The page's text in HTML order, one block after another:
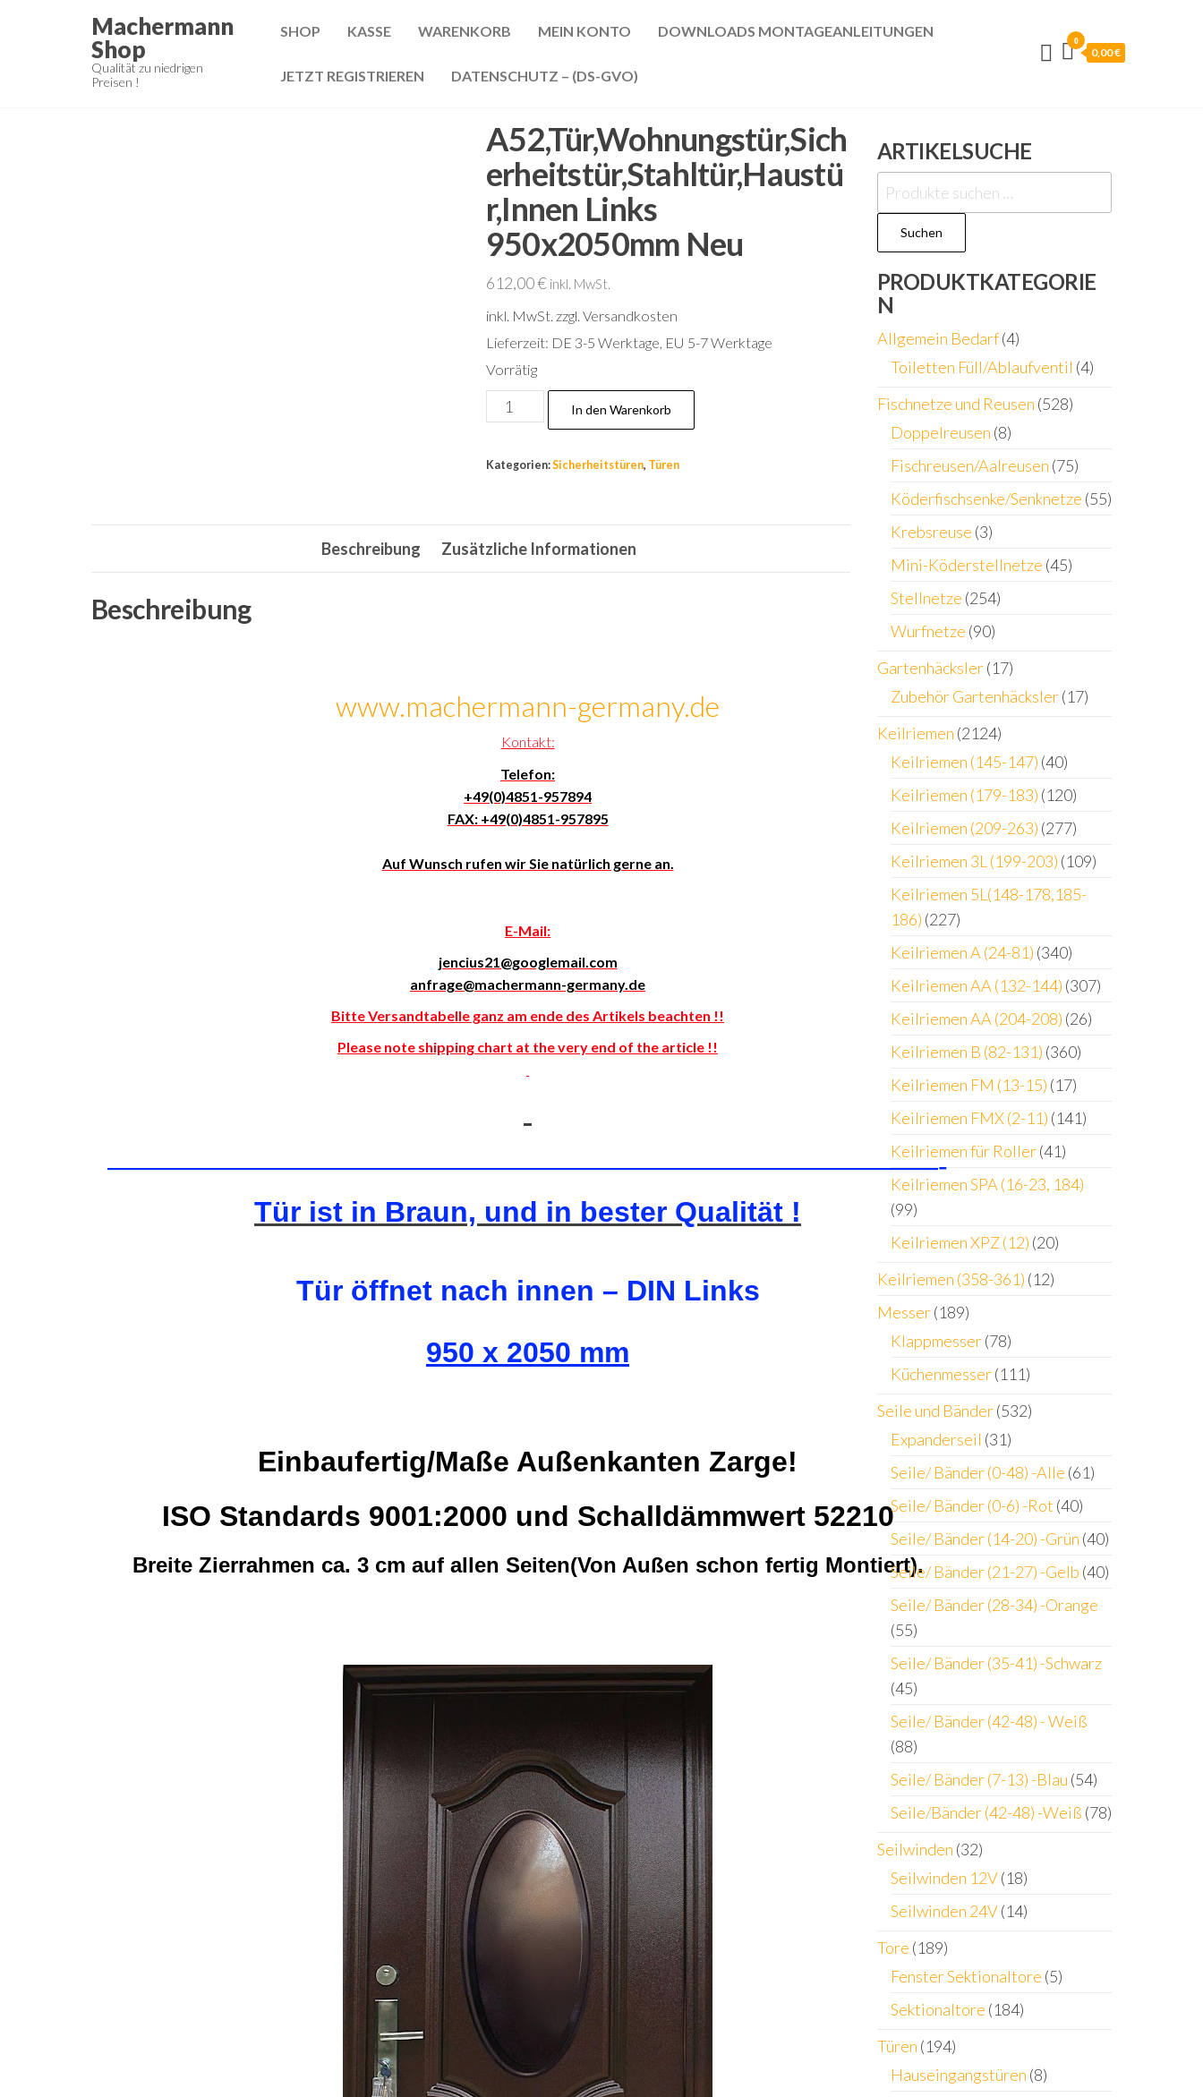
Machermann
Shop
Qualität zu niedrigen
Preisen !
SHOP KASSE WARENKORB MEIN KONTO DOWNLOADS MONTAGEANLEITUNGEN
JETZT REGISTRIEREN DATENSCHUTZ – (DS-GVO)
0
0,00 €
A52,Tür,Wohnungstür,Sich
erheitstür,Stahltür,Haustü
r,Innen Links
950x2050mm Neu
612,00€ inkl. MwSt.
inkl. MwSt. zzgl. Versandkosten
Lieferzeit: DE 3-5 Werktage, EU 5-7 Werktage
Vorrätig
A52,Tür,Wohnungstür,Sicherheitstür,Stahltür,Haustür,Innen
Links
Neu
In den Warenkorb
Kategorien:Sicherheitstüren, Türen
Beschreibung Zusätzliche Informationen
Beschreibung
www.machermann-germany.de
Kontakt:
Telefon:
+49(0)4851-957894
FAX: +49(0)4851-957895
Auf Wunsch rufen wir Sie natürlich gerne an.
E-Mail:
jencius21@googlemail.com
anfrage@machermann-germany.de
Bitte Versandtabelle ganz am ende des Artikels beachten !!
Please note shipping chart at the very end of the article !!
—————————————————————————————-
Tür ist in Braun, und in bester Qualität !
Tür öffnet nach innen – DIN Links
950 x 2050 mm
Einbaufertig/Maße Außenkanten Zarge!
ISO Standards 9001:2000 und Schalldämmwert 52210
Breite Zierrahmen ca. 3 cm auf allen Seiten(Von Außen schon fertig Montiert).
ARTIKELSUCHE
Suchen
nach:
Suchen
PRODUKTKATEGORIE
N
Allgemein Bedarf (4)
Toiletten Füll/Ablaufventil (4)
Fischnetze und Reusen (528)
Doppelreusen (8)
Fischreusen/Aalreusen (75)
Köderfischsenke/Senknetze (55)
Krebsreuse (3)
Mini-Köderstellnetze (45)
Stellnetze (254)
Wurfnetze (90)
Gartenhäcksler (17)
Zubehör Gartenhäcksler (17)
Keilriemen (2124)
Keilriemen (145-147) (40)
Keilriemen (179-183) (120)
Keilriemen (209-263) (277)
Keilriemen 3L (199-203) (109)
Keilriemen 5L(148-178,185-
186) (227)
Keilriemen A (24-81) (340)
Keilriemen AA (132-144) (307)
Keilriemen AA (204-208) (26)
Keilriemen B (82-131) (360)
Keilriemen FM (13-15) (17)
Keilriemen FMX (2-11) (141)
Keilriemen für Roller (41)
Keilriemen SPA (16-23, 184)
(99)
Keilriemen XPZ (12) (20)
Keilriemen (358-361) (12)
Messer (189)
Klappmesser (78)
Küchenmesser (111)
Seile und Bänder (532)
Expanderseil (31)
Seile/ Bänder (0-48) -Alle (61)
Seile/ Bänder (0-6) -Rot (40)
Seile/ Bänder (14-20) -Grün (40)
Seile/ Bänder (21-27) -Gelb (40)
Seile/ Bänder (28-34) -Orange
(55)
Seile/ Bänder (35-41) -Schwarz
(45)
Seile/ Bänder (42-48) - Weiß
(88)
Seile/ Bänder (7-13) -Blau (54)
Seile/Bänder (42-48) -Weiß (78)
Seilwinden (32)
Seilwinden 12V (18)
Seilwinden 24V (14)
Tore (189)
Fenster Sektionaltore (5)
Sektionaltore (184)
Türen (194)
Hauseingangstüren (8)